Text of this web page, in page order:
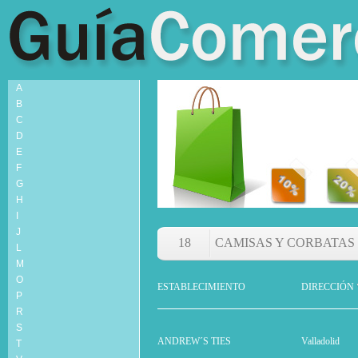
A
B
C
D
E
F
G
H
J
L
M
O
P
R
S
T
18 CAMISAS Y CORBATAS
ESTABLECIMIENTO DIRECCIÓN
ANDREW´S TIES Valladolid